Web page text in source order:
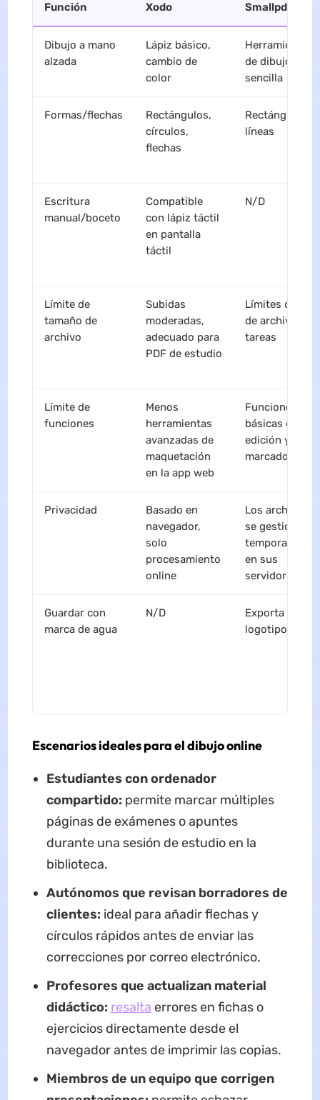
Función Xodo Smallpdf
Dibujo a mano
alzada
Lápiz básico,
cambio de
color
Herramienta
de dibujo
sencilla
Formas/flechas
Rectángulos,
círculos,
flechas
Rectángulos,
líneas
Escritura
manual/boceto
Compatible
con lápiz táctil
en pantalla
táctil
N/D
Límite de
tamaño de
archivo
Subidas
moderadas,
adecuado para
PDF de estudio
Límites diarios
de archivos y
tareas
Límite de
funciones
Menos
herramientas
avanzadas de
maquetación
en la app web
Funciones
básicas de
edición y
marcado
Privacidad
Basado en
navegador,
solo
procesamiento
online
Los archivos
se gestionan
en sus
servidores
Guardar con
marca de agua
N/D
Exporta sin
logotipos
Escenarios ideales para el dibujo online
Estudiantes con ordenador
compartido: permite marcar múltiples
páginas de exámenes o apuntes
durante una sesión de estudio en la
biblioteca.
Autónomos que revisan borradores de
clientes: ideal para añadir flechas y
círculos rápidos antes de enviar las
correcciones por correo electrónico.
Profesores que actualizan material
didáctico: resalta errores en fichas o
ejercicios directamente desde el
navegador antes de imprimir las copias.
Miembros de un equipo que corrigen